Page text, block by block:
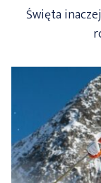
Święta